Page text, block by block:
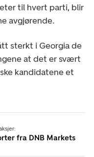
til hvert parti, blir
avgjørende.
sterkt i Georgia de
at det er svært
kandidatene et
fra DNB Markets